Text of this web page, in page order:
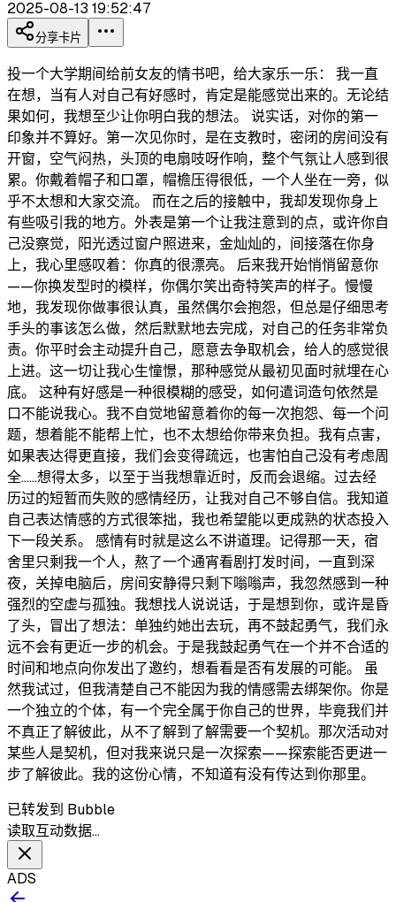
2025-08-13 19:52:47
分享卡片
投一个大学期间给前女友的情书吧，给大家乐一乐： 我一直
在想，当有人对自己有好感时，肯定是能感觉出来的。无论结
果如何，我想至少让你明白我的想法。 说实话，对你的第一
印象并不算好。第一次见你时，是在支教时，密闭的房间没有
开窗，空气闷热，头顶的电扇吱呀作响，整个气氛让人感到很
累。你戴着帽子和口罩，帽檐压得很低，一个人坐在一旁，似
乎不太想和大家交流。 而在之后的接触中，我却发现你身上
有些吸引我的地方。外表是第一个让我注意到的点，或许你自
己没察觉，阳光透过窗户照进来，金灿灿的，间接落在你身
上，我心里感叹着：你真的很漂亮。 后来我开始悄悄留意你
——你换发型时的模样，你偶尔笑出奇特笑声的样子。慢慢
地，我发现你做事很认真，虽然偶尔会抱怨，但总是仔细思考
手头的事该怎么做，然后默默地去完成，对自己的任务非常负
责。你平时会主动提升自己，愿意去争取机会，给人的感觉很
上进。这一切让我心生憧憬，那种感觉从最初见面时就埋在心
底。 这种有好感是一种很模糊的感受，如何遣词造句依然是
口不能说我心。我不自觉地留意着你的每一次抱怨、每一个问
题，想着能不能帮上忙，也不太想给你带来负担。我有点害，
如果表达得更直接，我们会变得疏远，也害怕自己没有考虑周
全……想得太多，以至于当我想靠近时，反而会退缩。过去经
历过的短暂而失败的感情经历，让我对自己不够自信。我知道
自己表达情感的方式很笨拙，我也希望能以更成熟的状态投入
下一段关系。 感情有时就是这么不讲道理。记得那一天，宿
舍里只剩我一个人，熬了一个通宵看剧打发时间，一直到深
夜，关掉电脑后，房间安静得只剩下嗡嗡声，我忽然感到一种
强烈的空虚与孤独。我想找人说说话，于是想到你，或许是昏
了头，冒出了想法：单独约她出去玩，再不鼓起勇气，我们永
远不会有更近一步的机会。于是我鼓起勇气在一个并不合适的
时间和地点向你发出了邀约，想看看是否有发展的可能。 虽
然我试过，但我清楚自己不能因为我的情感需去绑架你。你是
一个独立的个体，有一个完全属于你自己的世界，毕竟我们并
不真正了解彼此，从不了解到了解需要一个契机。那次活动对
某些人是契机，但对我来说只是一次探索——探索能否更进一
步了解彼此。我的这份心情，不知道有没有传达到你那里。
已转发到 Bubble
读取互动数据…
ADS